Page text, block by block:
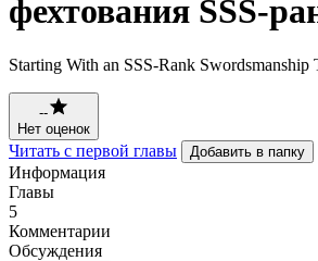
фехтования SSS-
Starting With an SSS-Rank Swordsmanship
--
Нет оценок
Читать с первой главы Добавить в папку
Информация
Главы
5
Комментарии
Обсуждения